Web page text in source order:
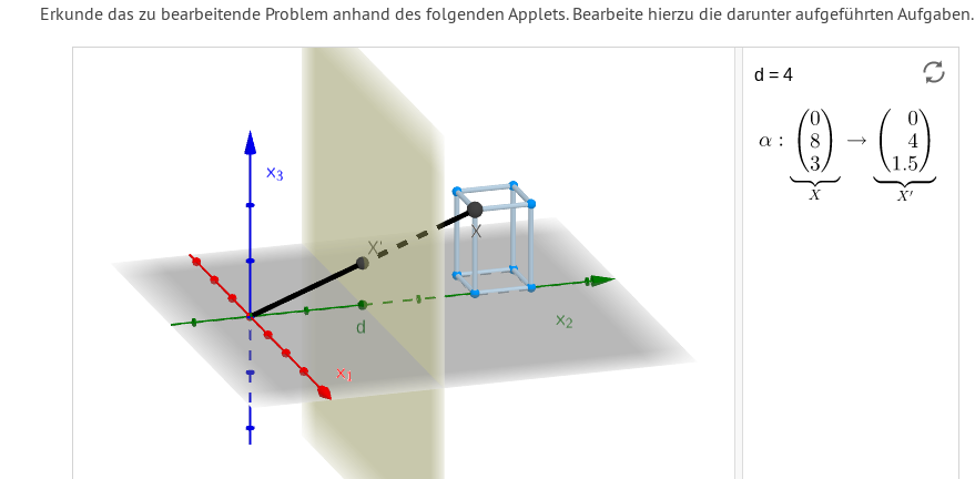
Erkunde das zu bearbeitende Problem anhand des folgenden Applets. Bearbeite hierzu die darunter aufgeführten Aufgaben.